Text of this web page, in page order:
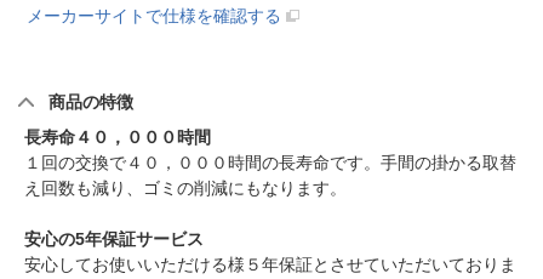
メーカーサイトで仕様を確認する
商品の特徴
長寿命４０，０００時間
１回の交換で４０，０００時間の長寿命です。手間の掛かる取替
え回数も減り、ゴミの削減にもなります。
安心の5年保証サービス
安心してお使いいただける様５年保証とさせていただいておりま